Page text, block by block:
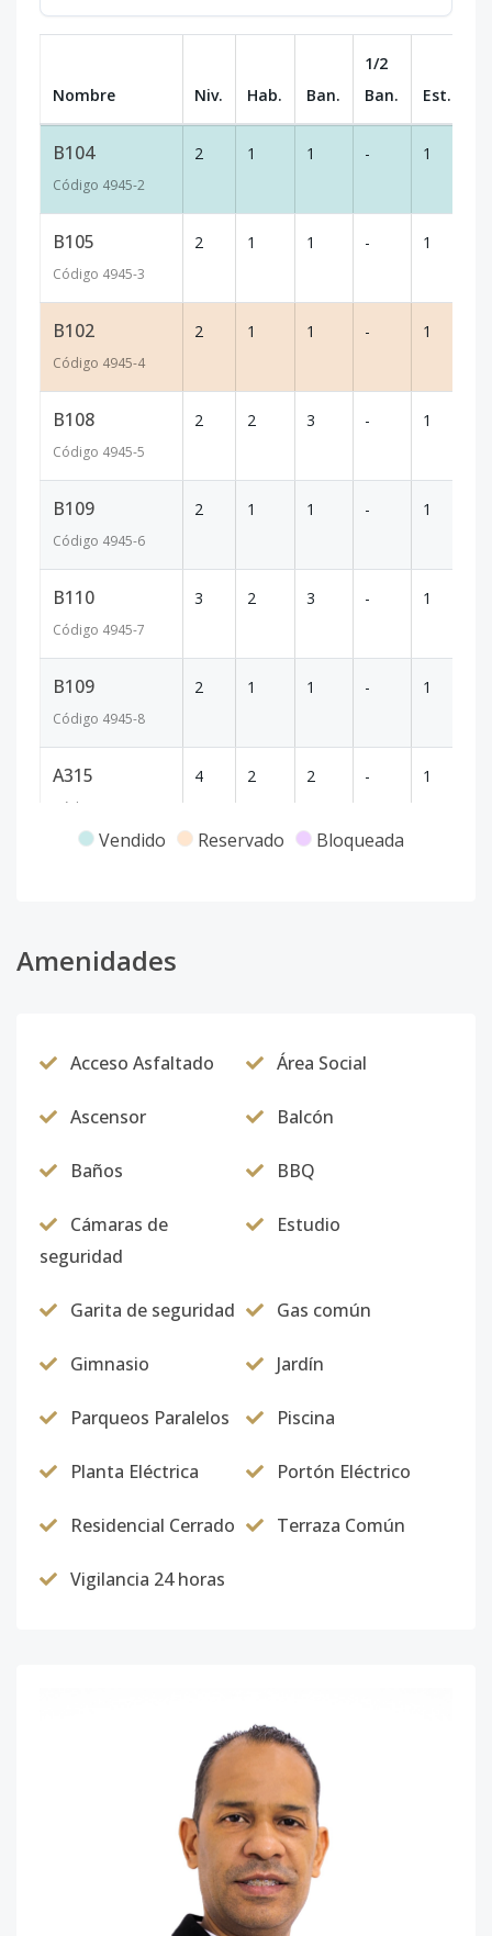
Nombre Niv. Hab. Ban.
1/2
Ban.
Est.
B104
Código 4945-2
2 1 1 - 1
B105
Código 4945-3
2 1 1 - 1
B102
Código 4945-4
2 1 1 - 1
B108
Código 4945-5
2 2 3 - 1
B109
Código 4945-6
2 1 1 - 1
B110
Código 4945-7
3 2 3 - 1
B109
Código 4945-8
2 1 1 - 1
A315
Código
4 2 2 - 1
B107
Vendido Reservado Bloqueada
Amenidades
Acceso Asfaltado Área Social
Ascensor Balcón
Baños BBQ
Cámaras de
seguridad
Estudio
Garita de seguridad Gas común
Gimnasio Jardín
Parqueos Paralelos Piscina
Planta Eléctrica Portón Eléctrico
Residencial Cerrado Terraza Común
Vigilancia 24 horas